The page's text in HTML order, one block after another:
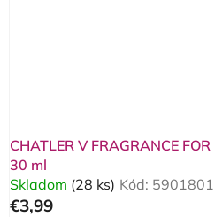
CHATLER V FRAGRANCE
30 ml
Skladom (28 ks) Kód:
€3,99